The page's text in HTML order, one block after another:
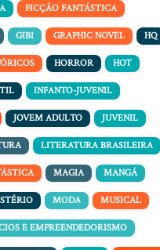
FICÇÃO FANTÁSTICA
GIBI GRAPHIC NOVEL HQ
HORROR HOT
INFANTO-JUVENIL
JOVEM ADULTO JUVENIL
LITERATURA BRASILEIRA
MAGIA MANGÁ
MODA MUSICAL
E EMPREENDEDORISMO